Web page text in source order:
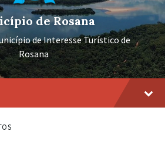
de Rosana
de Interesse Turístico de
Rosana